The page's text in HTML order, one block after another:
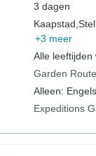
3 dagen
Kaapstad,
+3 meer
Alle leeftijden
Garden Route
Alleen: Engels
Expeditions